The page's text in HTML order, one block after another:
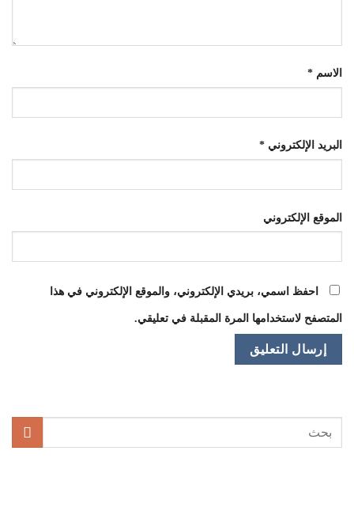
الاسم *
البريد الإلكتروني *
الموقع الإلكتروني
احفظ اسمي، بريدي الإلكتروني، والموقع الإلكتروني في هذا
المتصفح لاستخدامها المرة المقبلة في تعليقي.